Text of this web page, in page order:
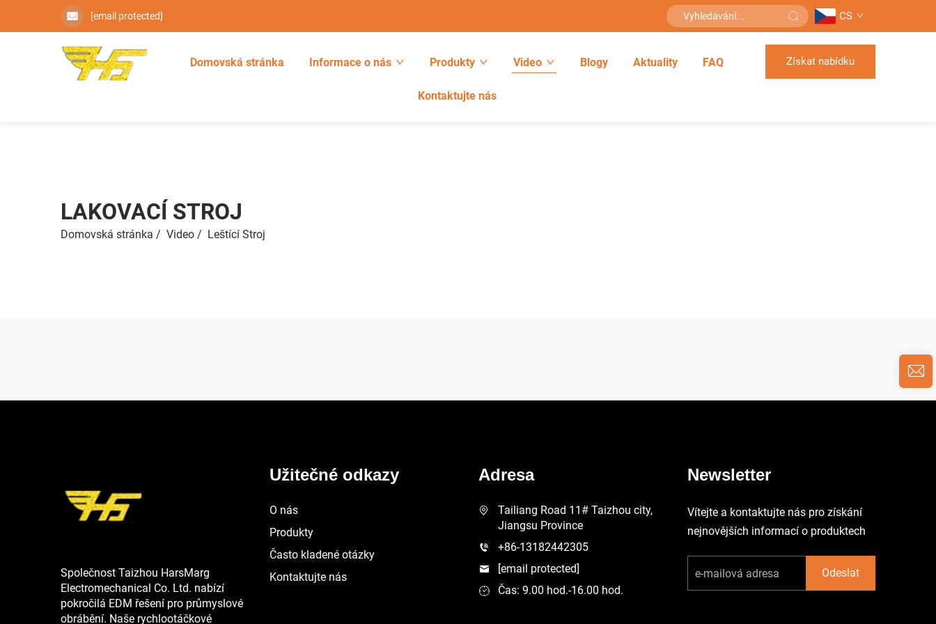
[email protected] CS
Domovská stránka Informace o nás Produkty Video Blogy Aktuality FAQ
Kontaktujte nás
Získat nabídku
LAKOVACÍ STROJ
Domovská stránka / Video / Leštící Stroj
Společnost Taizhou HarsMarg
Electromechanical Co. Ltd. nabízí
pokročilá EDM řešení pro průmyslové
obrábění. Naše rychlootáčkové
Užitečné odkazy
O nás
Produkty
Často kladené otázky
Kontaktujte nás
Adresa
Tailiang Road 11# Taizhou city,
Jiangsu Province
+86-13182442305
[email protected]
Čas: 9.00 hod.-16.00 hod.
Newsletter
Vítejte a kontaktujte nás pro získání
nejnovějších informací o produktech
Odeslat